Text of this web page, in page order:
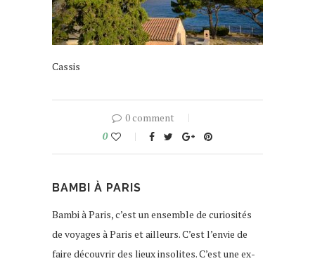
Cassis
0 comment
0
BAMBI À PARIS
Bambi à Paris, c’est un ensemble de curiosités
de voyages à Paris et ailleurs. C’est l’envie de
faire découvrir des lieux insolites. C’est une ex-